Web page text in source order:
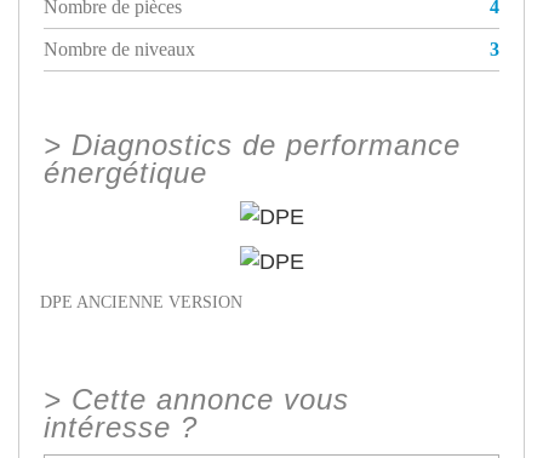
Nombre de pièces
4
Nombre de niveaux
3
> Diagnostics de performance
énergétique
DPE ANCIENNE VERSION
> Cette annonce vous
intéresse ?